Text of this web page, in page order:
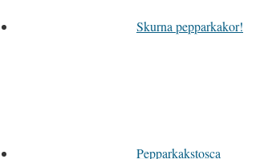
Skurna pepparkakor!
Pepparkakstosca